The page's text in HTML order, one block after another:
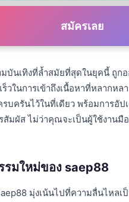
สมัครเลย
บันเทิงที่ล้ำสมัยที่สุดในยุคนี้ ถูก
วในการเข้าถึงเนื้อหาที่หลากห
บครันไว้ในที่เดียว พร้อมการอัป
มผัส ไม่ว่าคุณจะเป็นผู้ใช้งาน
มใหม่ของ saep88
มุ่งเน้นไปที่ความลื่นไหล